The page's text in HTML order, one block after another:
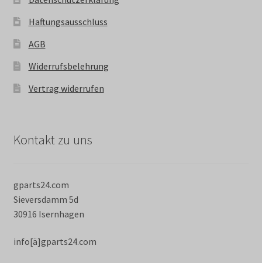
Haftungsausschluss
AGB
Widerrufsbelehrung
Vertrag widerrufen
Kontakt zu uns
gparts24.com
Sieversdamm 5d
30916 Isernhagen
info[ä]gparts24.com